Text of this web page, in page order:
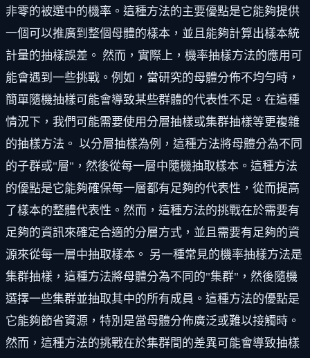
非零的被選中的機率。這種方法的主要優點是它能夠提供
一個可以推廣到整個母體的樣本，並且能夠計算出樣本統
計量的抽樣誤差。 然而，實際上，機率抽樣方法的應用可
能會遇到一些挑戰。例如，當研究的母體分佈不均勻時，
簡單隨機抽樣可能會導致某些群體的代表性不足。在這種
情況下，我們可能需要使用分層抽樣或集群抽樣等更複雜
的抽樣方法。 以分層抽樣為例，這種方法將母體分為不同
的子群或"層"，然後從每一層中隨機抽取樣本。這種方法
的優點是它能夠確保每一層都有足夠的代表性，從而提高
了樣本的整體代表性。然而，這種方法的挑戰在於需要有
足夠的資訊來確定合適的分層方式，並且需要有足夠的資
源來從每一層中抽取樣本。 另一種常見的機率抽樣方法是
集群抽樣，這種方法將母體分為不同的"集群"，然後隨機
選擇一些集群並抽取其中的所有成員。這種方法的優點是
它能夠節省資源，特別是當母體分佈廣泛或難以接觸時。
然而，這種方法的挑戰在於集群間的差異可能會導致抽樣